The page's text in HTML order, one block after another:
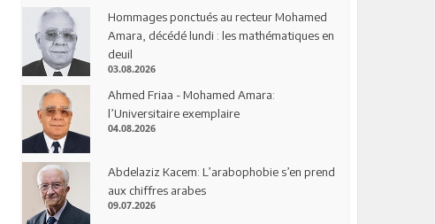
Hommages ponctués au recteur Mohamed
Amara, décédé lundi : les mathématiques en
deuil
03.08.2026
Ahmed Friaa - Mohamed Amara:
l’Universitaire exemplaire
04.08.2026
Abdelaziz Kacem: L’arabophobie s’en prend
aux chiffres arabes
09.07.2026